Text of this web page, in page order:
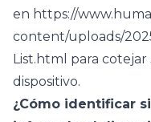
en https://
content/uploads/
List.html para cotejar
dispositivo.
¿Cómo identificar